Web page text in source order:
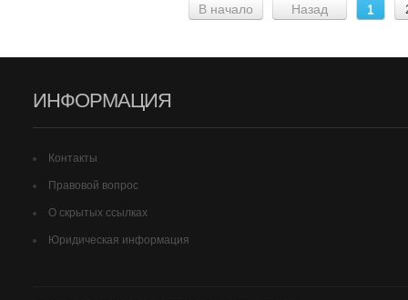
В начало Назад 1
ИНФОРМАЦИЯ
Контакты
Правовой вопрос
О скрытых ссылках
Юридическая информация